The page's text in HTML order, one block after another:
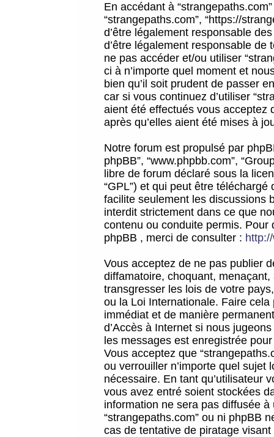
En accédant à
“strangepaths.com”, “https://
d’être légalement responsable
d’être légalement responsable
ne pas accéder et/ou utiliser
ci à n’importe quel moment et
bien qu’il soit prudent de passer
car si vous continuez d’utiliser
aient été effectués vous acceptez
après qu’elles aient été mises à
Notre forum est propulsé par
phpBB”, “www.phpbb.com”,
libre de forum déclaré sous la
“GPL”) et qui peut être téléchargé
facilite seulement les discussions
interdit strictement dans ce que
contenu ou conduite permis.
phpBB , merci de consulter :
Vous acceptez de ne pas publier
diffamatoire, choquant,
transgresser les lois de votre
ou la Loi Internationale. Faire
immédiat et de manière
d’Accès à Internet si nous
les messages est enregistrée
Vous acceptez que
ou verrouiller n’importe quel sujet
nécessaire. En tant qu’utilisateur
vous avez entré soient stockées
information ne sera pas diffusée
“strangepaths.com” ou ni phpBB
cas de tentative de piratage